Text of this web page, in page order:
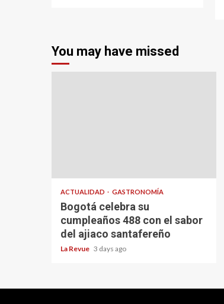
You may have missed
ACTUALIDAD GASTRONOMÍA
Bogotá celebra su
cumpleaños 488 con el sabor
del ajiaco santafereño
La Revue 3 days ago